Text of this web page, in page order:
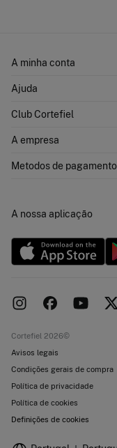
A minha conta
Direções de envio
Cartão Presente Online
Cartão de pagamento
Ajuda
Perguntas frequentes
Trocas, devoluções e
Club Cortefiel
A empresa
Trabalha connosco
Metodos de pagamento
A nossa aplicação
Cortefiel 2026©
Avisos legais
Condições gerais de compra
Política de privacidade
Política de cookies
Definições de cookies